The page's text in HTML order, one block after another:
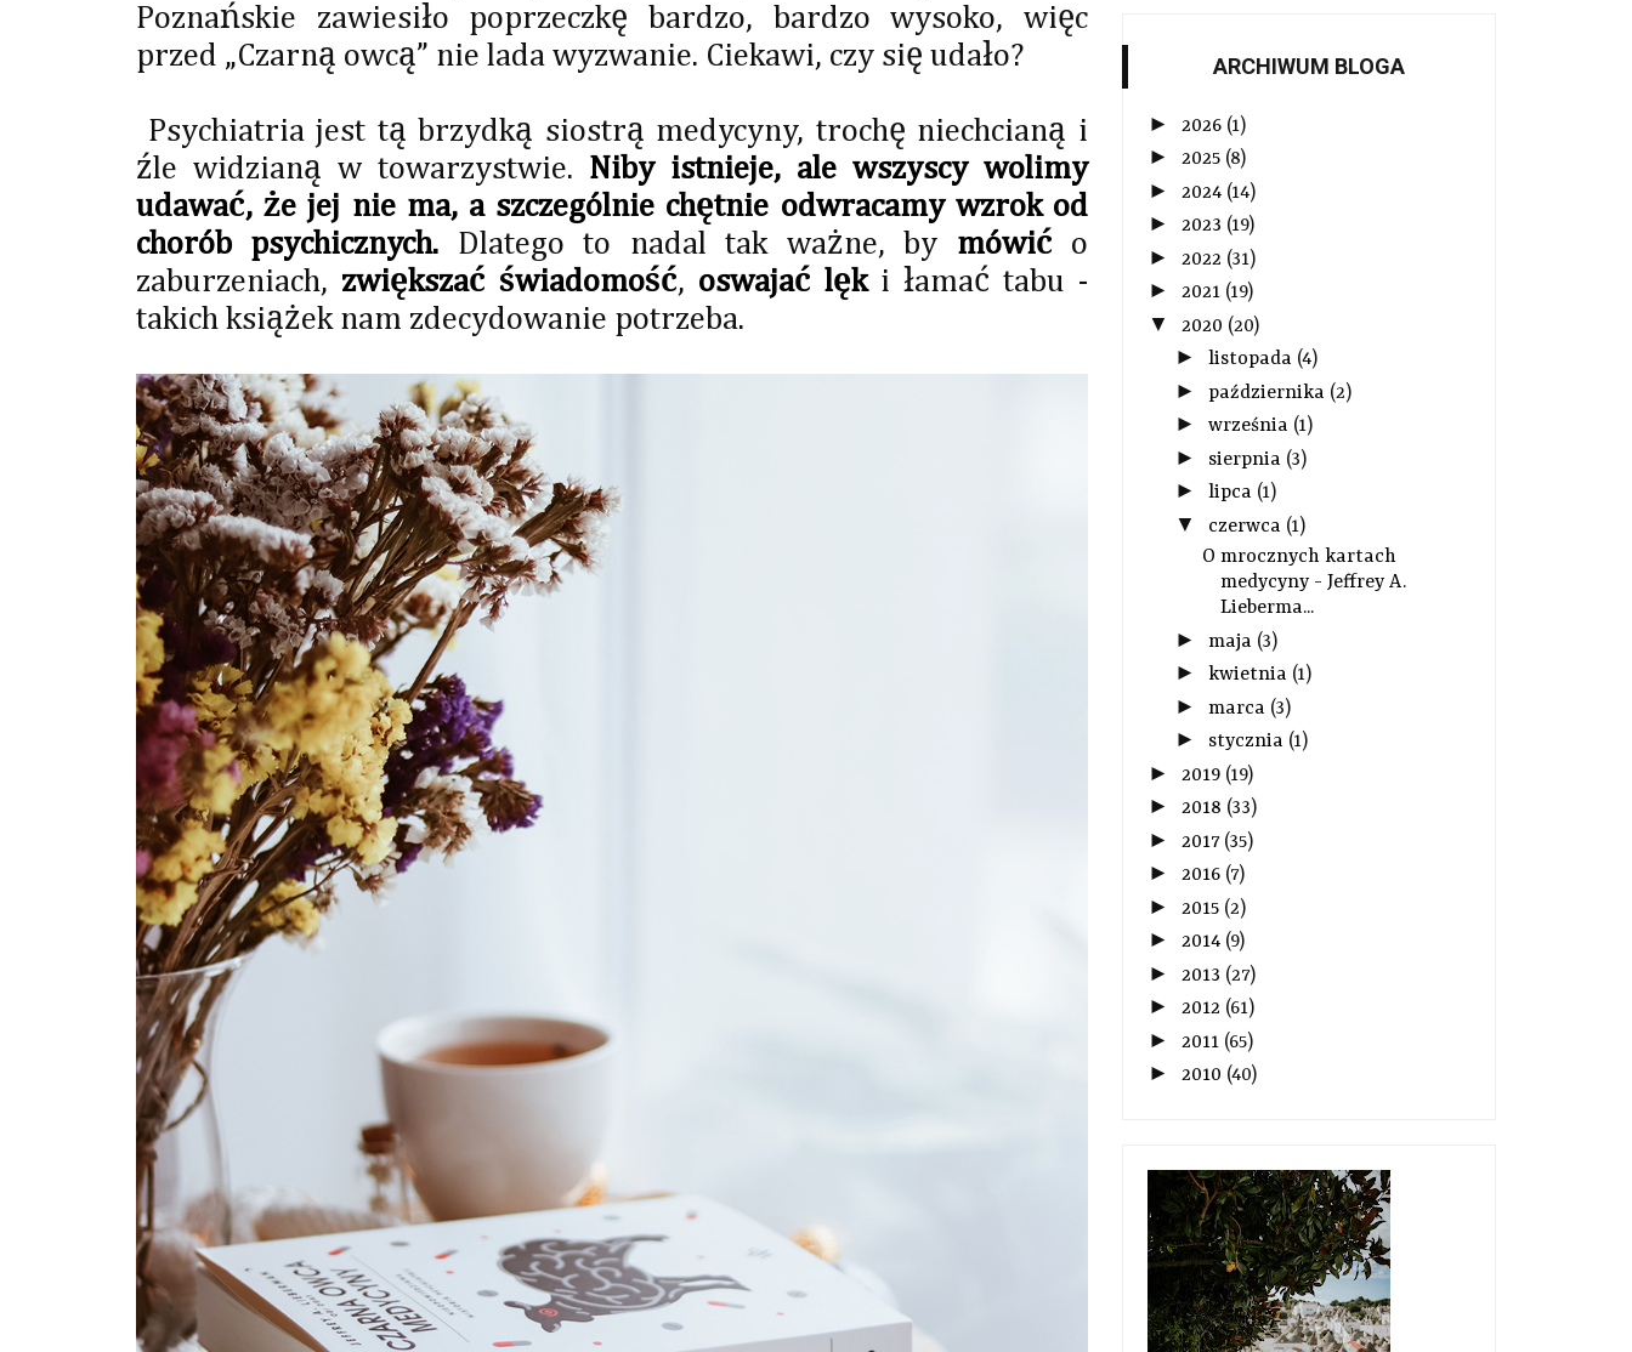
Poznańskie zawiesiło poprzeczkę bardzo, bardzo wysoko, więc
przed „Czarną owcą” nie lada wyzwanie. Ciekawi, czy się udało?
Psychiatria jest tą brzydką siostrą medycyny, trochę niechcianą i
źle widzianą w towarzystwie. Niby istnieje, ale wszyscy wolimy
udawać, że jej nie ma, a szczególnie chętnie odwracamy wzrok od
chorób psychicznych. Dlatego to nadal tak ważne, by mówić o
zaburzeniach, zwiększać świadomość, oswajać lęki łamać tabu -
takich książek nam zdecydowanie potrzeba.
ARCHIWUM BLOGA
► 2026 (1)
► 2025 (8)
► 2024 (14)
► 2023 (19)
► 2022 (31)
► 2021 (19)
▼ 2020 (20)
► listopada (4)
► października (2)
► września (1)
► sierpnia (3)
► lipca (1)
▼ czerwca (1)
O mrocznych kartach
medycyny - Jeffrey A.
Lieberma...
► maja (3)
► kwietnia (1)
► marca (3)
► stycznia (1)
► 2019 (19)
► 2018 (33)
► 2017 (35)
► 2016 (7)
► 2015 (2)
► 2014 (9)
► 2013 (27)
► 2012 (61)
► 2011 (65)
► 2010 (40)